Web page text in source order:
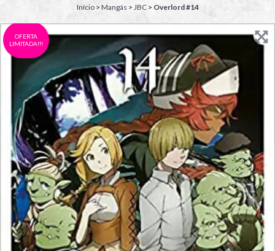
Início > Mangás > JBC > Overlord #14
OFERTA
LIMITADA!!!